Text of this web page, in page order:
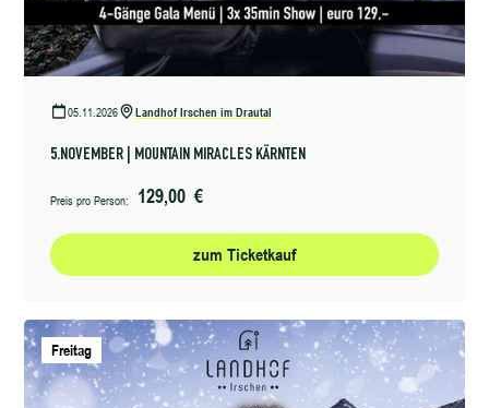
05.11.2026 Landhof Irschen im Drautal
5.NOVEMBER | MOUNTAIN MIRACLES KÄRNTEN
Preis pro Person: 129,00 €
zum Ticketkauf
Freitag